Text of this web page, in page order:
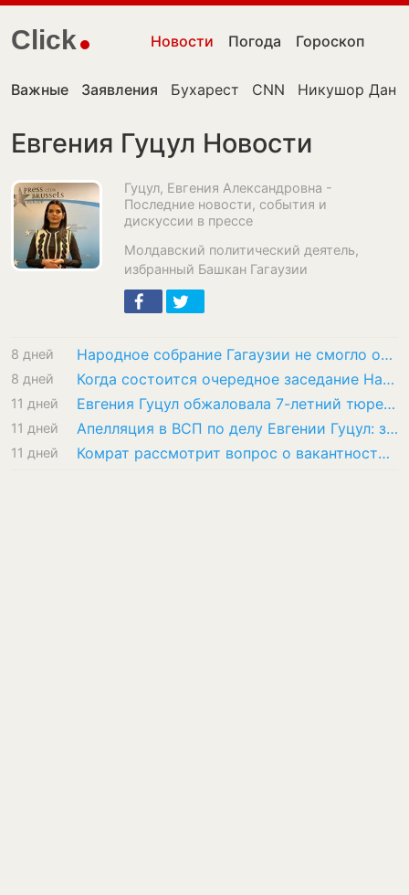
Click Новости Погода Гороскоп
Важные Заявления Бухарест CNN Никушор Дан
Евгения Гуцул Новости
Гуцул, Евгения Александровна -
Последние новости, события и
дискуссии в прессе
Молдавский политический деятель,
избранный Башкан Гагаузии
8 дней Народное собрание Гагаузии не смогло объявить должность башкана вакантной из-за отсутствия…
8 дней Когда состоится очередное заседание Народного собрания Гагаузии
11 дней Евгения Гуцул обжаловала 7-летний тюремный срок в ВСП
11 дней Апелляция в ВСП по делу Евгении Гуцул: защита обжалует решение Апелляционной палаты
11 дней Комрат рассмотрит вопрос о вакантности должности башкана и назначении новых выборов